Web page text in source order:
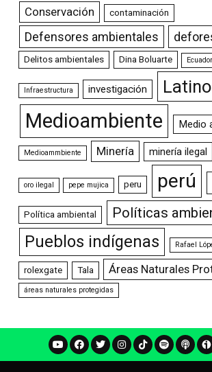
Conservación contaminación
Defensores ambientales
Delitos ambientales Dina Boluarte Ecuador
Infraestructura investigación
Medioambiente Medio
Medioammbiente Minería minería ilegal
oro ilegal pepe mujica peru perú
Política ambiental Políticas
Pueblos indígenas Rafael
rolexgate Tala Áreas Naturales
áreas naturales protegidas